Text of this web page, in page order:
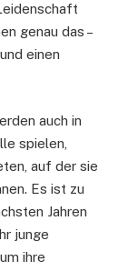
genau das –
einen
auch in
spielen,
auf der sie
Es ist zu
Jahren
junge
ihre